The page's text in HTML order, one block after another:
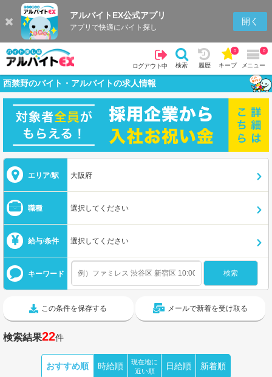
アルバイトEX公式アプリ
アプリで快適にバイト探し
開く
ログアウト中 検索 履歴 キープ
0
メニュー
0
西禁野のバイト・アルバイトの求人情報
エリア/駅 大阪府
職種 選択してください
給与/条件 選択してください
キーワード
この条件を保存する メールで新着を受け取る
検索結果22件
おすすめ順 時給順
現在地に
近い順
日給順 新着順